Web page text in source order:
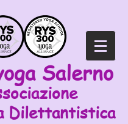
Salerno
Dilettantistica